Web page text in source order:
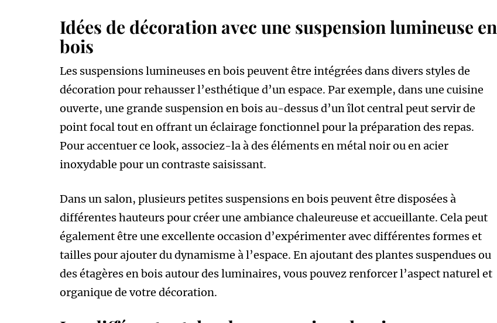
Idées de décoration avec une suspension lumineuse en
bois
Les suspensions lumineuses en bois peuvent être intégrées dans divers styles de
décoration pour rehausser l’esthétique d’un espace. Par exemple, dans une cuisine
ouverte, une grande suspension en bois au-dessus d’un îlot central peut servir de
point focal tout en offrant un éclairage fonctionnel pour la préparation des repas.
Pour accentuer ce look, associez-la à des éléments en métal noir ou en acier
inoxydable pour un contraste saisissant.
Dans un salon, plusieurs petites suspensions en bois peuvent être disposées à
différentes hauteurs pour créer une ambiance chaleureuse et accueillante. Cela peut
également être une excellente occasion d’expérimenter avec différentes formes et
tailles pour ajouter du dynamisme à l’espace. En ajoutant des plantes suspendues ou
des étagères en bois autour des luminaires, vous pouvez renforcer l’aspect naturel et
organique de votre décoration.